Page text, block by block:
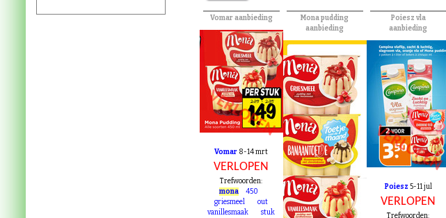
Vomar aanbieding
VERLOPEN
Vomar8-14 mrt
VERLOPEN
Trefwoorden:
mona
450
Mona pudding
aanbieding
Poiesz vla
aanbieding
VERLOPEN
Poiesz5-11 jul